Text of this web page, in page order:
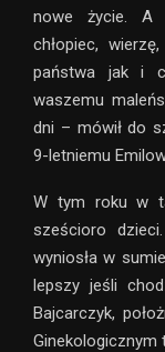
nowe życie. A
chłopiec,
państwa jak i
waszemu
dni – mówił do
9-letniemu
W tym roku w
sześcioro
wyniosła w
lepszy jeśli
Bajcarczyk,
Ginekologicznym